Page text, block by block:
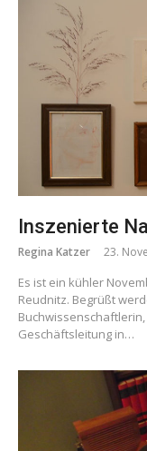
Inszenierte
Regina Katzer 23.
Es ist ein kühler
Reudnitz. Begrüßt
Geschäftsleitung in…